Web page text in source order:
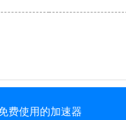
费使用的加速器